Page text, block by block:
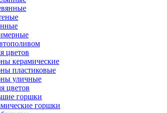
цветов
керамические
пластиковые
уличные
цветов
горшки
горшки